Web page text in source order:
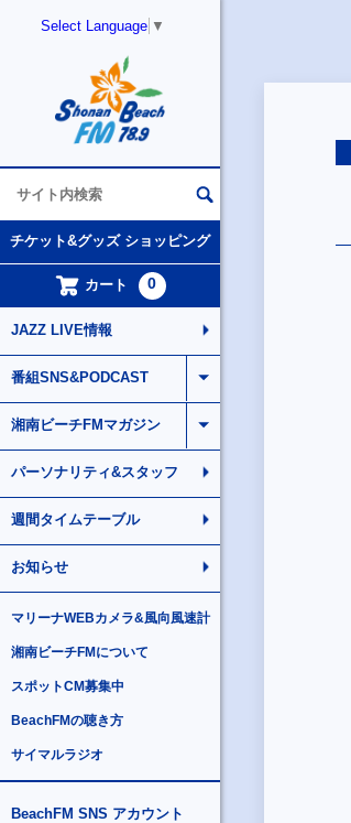
Select Language ▼
チケット&グッズ ショッピング
カート 0
JAZZ LIVE情報
番組SNS&PODCAST
湘南ビーチFMマガジン
パーソナリティ&スタッフ
週間タイムテーブル
お知らせ
マリーナWEBカメラ&風向風速計
湘南ビーチFMについて
スポットCM募集中
BeachFMの聴き方
サイマルラジオ
BeachFM SNS アカウント